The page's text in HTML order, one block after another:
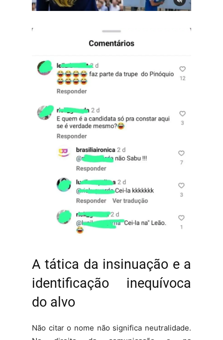
A tática da insinuação e a
identificação inequívoca
do alvo
Não citar o nome não significa neutralidade.